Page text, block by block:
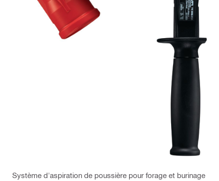
Système d'aspiration de poussière pour forage et burinage